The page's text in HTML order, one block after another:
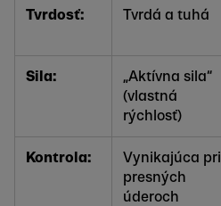
Tvrdosť: Tvrdá a tuhá
Sila:
„Aktívna sila“
(vlastná
rýchlosť)
Kontrola:
Vynikajúca pri
presných
úderoch